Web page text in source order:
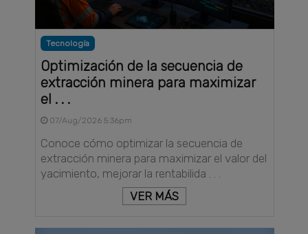
Tecnología
Optimización de la secuencia de
extracción minera para maximizar
el . . .
07/Aug/2026 5:36pm
Conoce cómo optimizar la secuencia de
extracción minera para maximizar el valor del
yacimiento, mejorar la rentabilida . . .
VER MÁS